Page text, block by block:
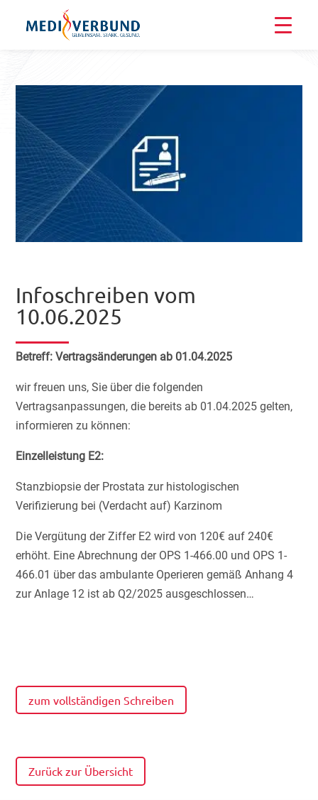
Infoschreiben vom
10.06.2025
Betreff: Vertragsänderungen ab 01.04.2025
wir freuen uns, Sie über die folgenden
Vertragsanpassungen, die bereits ab 01.04.2025 gelten,
informieren zu können:
Einzelleistung E2:
Stanzbiopsie der Prostata zur histologischen
Verifizierung bei (Verdacht auf) Karzinom
Die Vergütung der Ziffer E2 wird von 120€ auf 240€
erhöht. Eine Abrechnung der OPS 1-466.00 und OPS 1-
466.01 über das ambulante Operieren gemäß Anhang 4
zur Anlage 12 ist ab Q2/2025 ausgeschlossen…
zum vollständigen Schreiben
Zurück zur Übersicht